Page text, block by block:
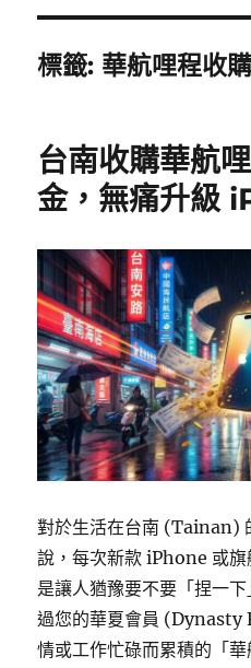
標籤: 華航哩程收購
台南收購華航
金，無痛升級
對於生活在台南 (Tainan)
說，每次新款 iPhone 或
是讓人猶豫要不要「捏一
過您的華夏會員 (Dynasty
情或工作忙碌而累積的「